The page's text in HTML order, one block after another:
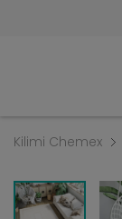
Kilimi Chemex